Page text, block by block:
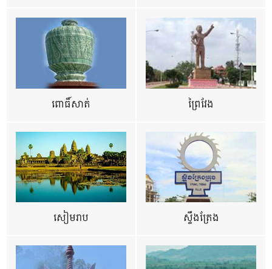
ពោធិ៍សាត់ ព្រៃវែង
សៀមរាប ស្ទឹងត្រែង